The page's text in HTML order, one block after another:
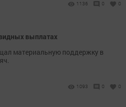
1136 0 0
выплатах
материальную поддержку в
1093 0 0